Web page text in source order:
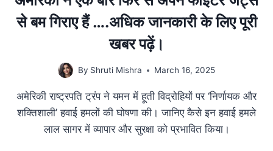
से बम गिराए हैं ….अधिक जानकारी के लिए पूरी
खबर पढ़ें।
By Shruti Mishra March 16, 2025
अमेरिकी राष्ट्रपति ट्रंप ने यमन में हूती विद्रोहियों पर ‘निर्णायक और
शक्तिशाली’ हवाई हमलों की घोषणा की। जानिए कैसे इन हवाई हमले
लाल सागर में व्यापार और सुरक्षा को प्रभावित किया।